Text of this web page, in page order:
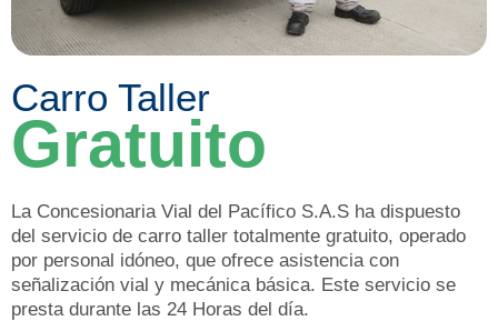
Carro Taller
Gratuito
La Concesionaria Vial del Pacífico S.A.S ha dispuesto
del servicio de carro taller totalmente gratuito, operado
por personal idóneo, que ofrece asistencia con
señalización vial y mecánica básica. Este servicio se
presta durante las 24 Horas del día.